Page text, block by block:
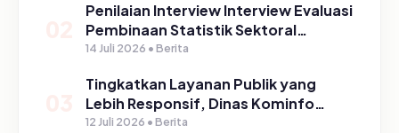
Penilaian Interview Interview Evaluasi
Pembinaan Statistik Sektoral
Kabupaten Pasuruan
14 Juli 2026 • Berita
Tingkatkan Layanan Publik yang
Lebih Responsif, Dinas Kominfo
Gelar Sosialisasi SP4N Lapor di
12 Juli 2026 • Berita